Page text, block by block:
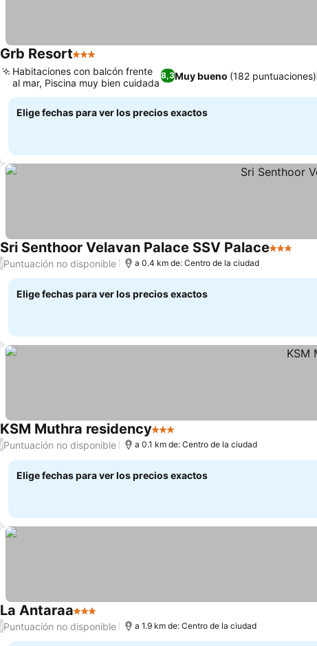
Grb Resort3 Estrellas
8,3Muy bueno (182 puntuaciones)
Habitaciones con balcón frente
al mar, Piscina muy bien cuidada
Elige fechas para ver los precios exactos
Sri Senthoor Velavan Palace SSV Palace3 Estrellas
/Puntuación no disponible a 0.4 km de: Centro de la ciudad
Elige fechas para ver los precios exactos
KSM Muthra residency3 Estrellas
/Puntuación no disponible a 0.1 km de: Centro de la ciudad
Elige fechas para ver los precios exactos
La Antaraa3 Estrellas
/Puntuación no disponible a 1.9 km de: Centro de la ciudad